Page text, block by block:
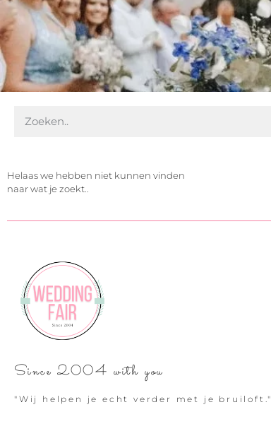
Helaas we hebben niet kunnen vinden
naar wat je zoekt..
Since 2004 with you
"Wij helpen je echt verder met je bruiloft."